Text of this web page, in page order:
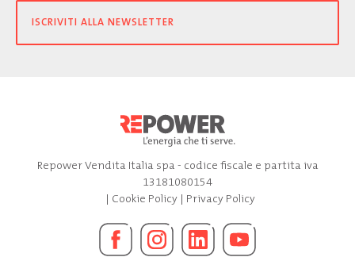
ISCRIVITI ALLA NEWSLETTER
Repower Vendita Italia spa - codice fiscale e partita iva
13181080154
| Cookie Policy| Privacy Policy